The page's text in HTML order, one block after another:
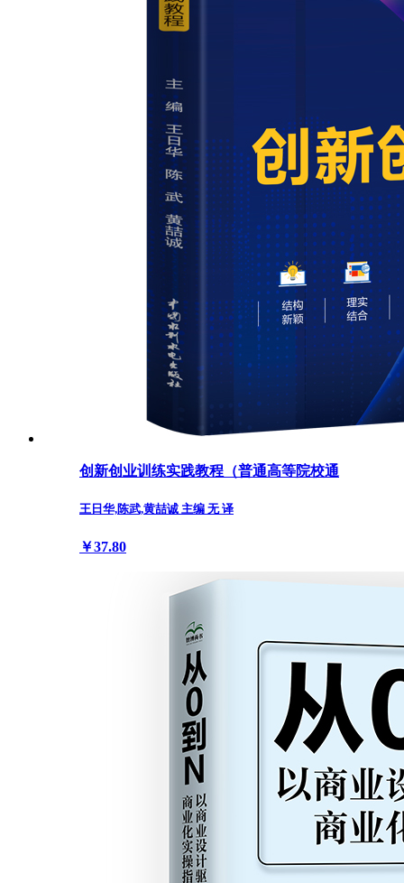
创新创业训练实践教程（普通高等院校通
王日华,陈武,黄喆诚 主编 无 译
￥37.80